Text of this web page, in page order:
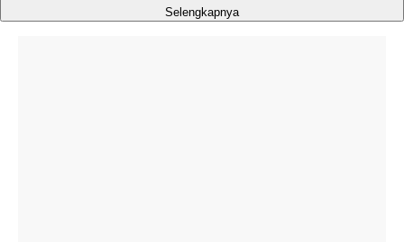
Selengkapnya